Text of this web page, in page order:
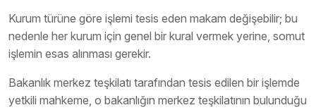
Kurum türüne göre işlemi tesis eden makam değişebilir; bu
nedenle her kurum için genel bir kural vermek yerine, somut
işlemin esas alınması gerekir.
Bakanlık merkez teşkilatı tarafından tesis edilen bir işlemde
yetkili mahkeme, o bakanlığın merkez teşkilatının bulunduğu